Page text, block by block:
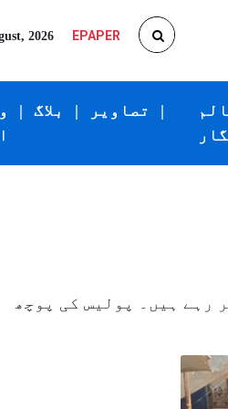
2026 EPAPER
| بلاگ | تصاویر |
رہے ہیں۔ پولیس کی پوچھ